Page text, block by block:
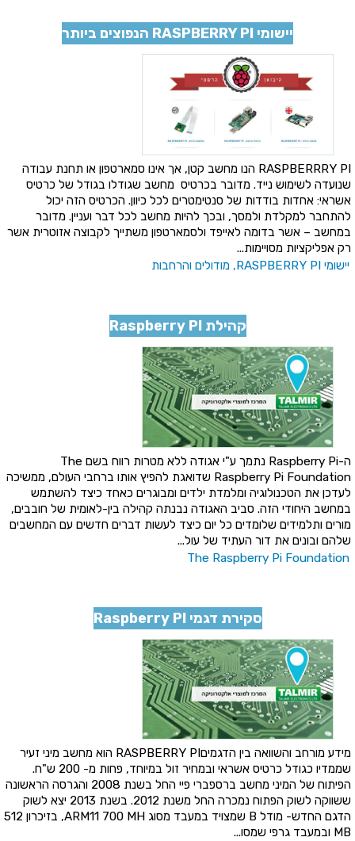
יישומי RASPBERRY PI הנפוצים ביותר
RASPBERRRY PI הנו מחשב קטן, אך אינו סמארטפון או תחנת עבודה
שנועדה לשימוש נייד. מדובר בכרטיס מחשב שגודלו בגודל של כרטיס
אשראי: אחדות בודדות של סנטימטרים לכל כיוון. הכרטיס הזה יכול
להתחבר למקלדת ולמסך, ובכך להיות מחשב לכל דבר ועניין. מדובר
במחשב – אשר בדומה לאייפד ולסמארטפון משתייך לקבוצה אזוטרית אשר
רק אפליקציות מסויימות...
יישומי RASPBERRY PI, מודולים והרחבות
קהילת Raspberry PI
ה-Raspberry Pi נתמך ע"י אגודה ללא מטרות רווח בשם The
Raspberry Pi Foundation שדואגת להפיץ אותו ברחבי העולם, ממשיכה
לעדכן את הטכנולוגיה ומלמדת ילדים ומבוגרים כאחד כיצד להשתמש
במחשב היחודי הזה. סביב האגודה נבנתה קהילה בין-לאומית של חובבים,
מורים ותלמידים שלומדים כל יום כיצד לעשות דברים חדשים עם המחשבים
שלהם ובונים את דור העתיד של עול...
The Raspberry Pi Foundation
סקירת דגמי Raspberry PI
מידע מורחב והשוואה בין הדגמיםRASPBERRY PI הוא מחשב מיני זעיר
שממדיו כגודל כרטיס אשראי ובמחיר זול במיוחד, פחות מ- 200 ש"ח.
הפיתוח של המיני מחשב ברספברי פיי החל בשנת 2008 והגרסה הראשונה
ששווקה לשוק הפתוח נמכרה החל משנת 2012. בשנת 2013 יצא לשוק
הדגם החדש- מודל B שמצויד במעבד מסוג ARM11 700 MH, בזיכרון 512
MB ובמעבד גרפי שמסו...